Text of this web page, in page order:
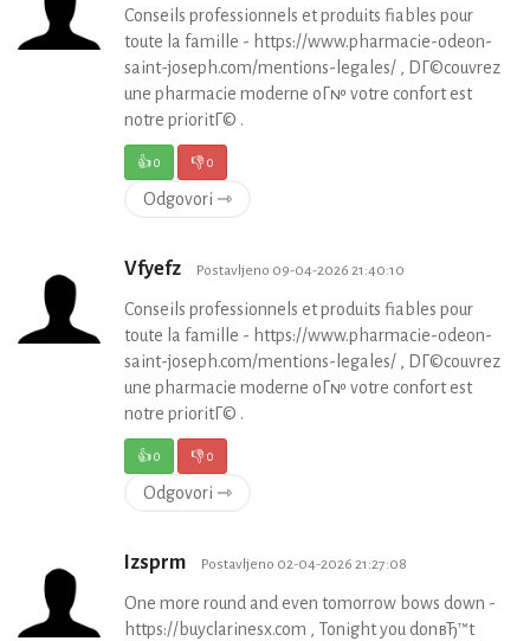
Conseils professionnels et produits fiables pour
toute la famille - https://www.pharmacie-odeon-
saint-joseph.com/mentions-legales/ , DГ©couvrez
une pharmacie moderne oГ№ votre confort est
notre prioritГ© .
👍0 👎0
Odgovori ⇾
Vfyefz Postavljeno 09-04-2026 21:40:10
Conseils professionnels et produits fiables pour
toute la famille - https://www.pharmacie-odeon-
saint-joseph.com/mentions-legales/ , DГ©couvrez
une pharmacie moderne oГ№ votre confort est
notre prioritГ© .
👍0 👎0
Odgovori ⇾
Izsprm Postavljeno 02-04-2026 21:27:08
One more round and even tomorrow bows down -
https://buyclarinesx.com , Tonight you donвЂ™t